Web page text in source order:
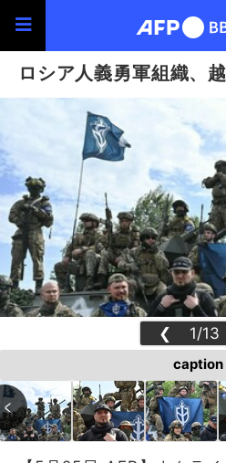
ロシア人義勇軍組織、
❮ 1/13
caption